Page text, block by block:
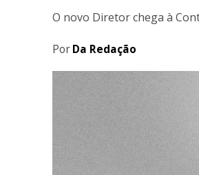
O novo Diretor chega à
PorDa Redação